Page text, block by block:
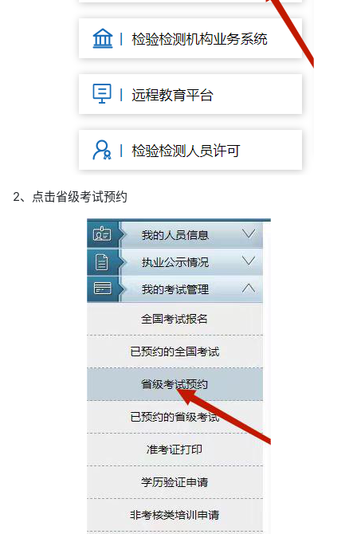
2、点击省级考试预约